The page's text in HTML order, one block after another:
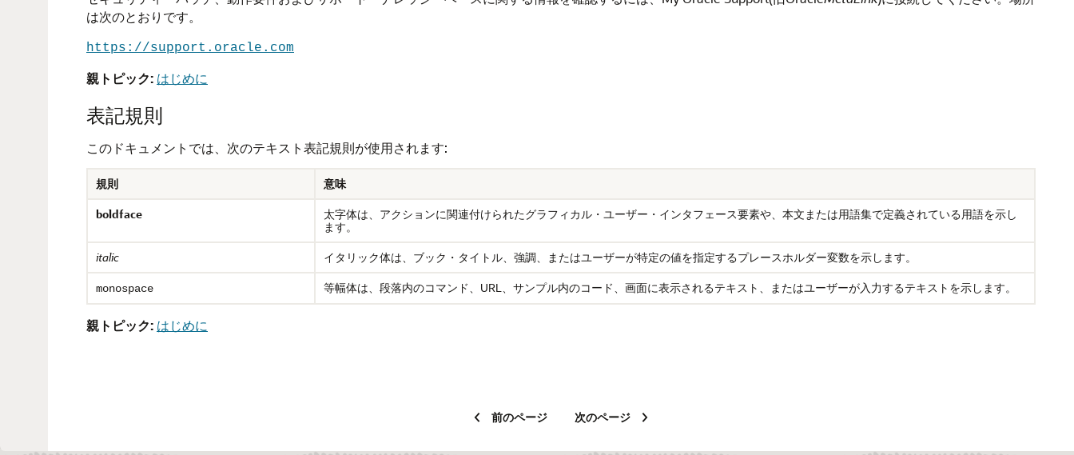
は次のとおりです。
https://support.oracle.com
親トピック: はじめに
表記規則
このドキュメントでは、次のテキスト表記規則が使用されます:
規則
意味
boldface
太字体は、アクションに関連付けられたグラフィカル・ユーザー・インタフェース要素や、本文または用語集で定義されている用語を示し
ます。
italic
イタリック体は、ブック・タイトル、強調、またはユーザーが特定の値を指定するプレースホルダー変数を示します。
monospace 等幅体は、段落内のコマンド、URL、サンプル内のコード、画面に表示されるテキスト、またはユーザーが入力するテキストを示します。
親トピック: はじめに
前のページ 次のページ